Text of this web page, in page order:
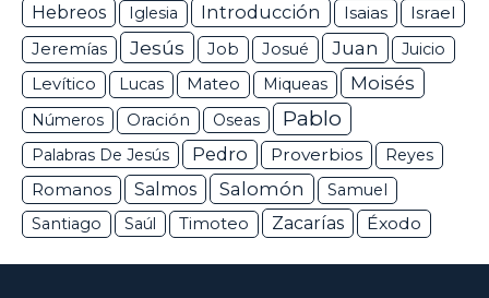
Hebreos
Iglesia Introducción Isaias Israel
Jeremías Jesús Job Josué Juan
Juicio
Levítico
Lucas Mateo Miqueas Moisés
Números Oración Oseas Pablo
Palabras De Jesús Pedro Proverbios Reyes
Romanos Salmos Salomón
Samuel
Santiago
Saúl Timoteo Zacarías Éxodo